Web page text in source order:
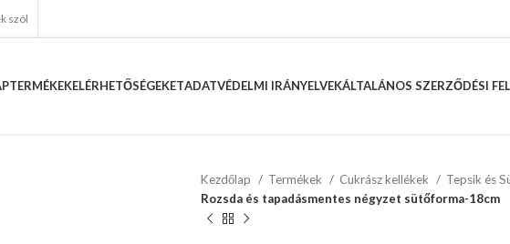
szól
TERMÉKEKELÉRHETŐSÉGEKETADATVÉDELMI IRÁNYELVEKÁLTALÁNOS SZERZŐDÉSI
Kezdőlap
Termékek Cukrász kellékek
Tepsik és
Rozsda és tapadásmentes négyzet sütőforma-18cm